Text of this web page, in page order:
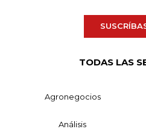
TODAS LAS
Agronegocios
Análisis